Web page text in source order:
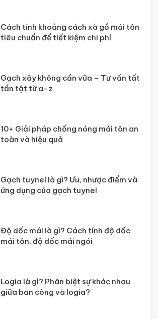
Cách tính khoảng cách xà gồ mái tôn
tiêu chuẩn để tiết kiệm chi phí
Gạch xây không cần vữa – Tư vấn tất
tần tật từ a-z
10+ Giải pháp chống nóng mái tôn an
toàn và hiệu quả
Gạch tuynel là gì? Ưu, nhược điểm và
ứng dụng của gạch tuynel
Độ dốc mái là gì? Cách tính độ dốc
mái tôn, độ dốc mái ngói
Logia là gì? Phân biệt sự khác nhau
giữa ban công và logia?